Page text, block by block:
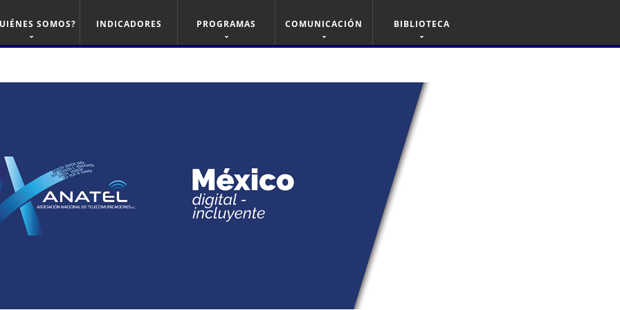
SOMOS? INDICADORES PROGRAMAS COMUNICACIÓN BIBLIOTECA